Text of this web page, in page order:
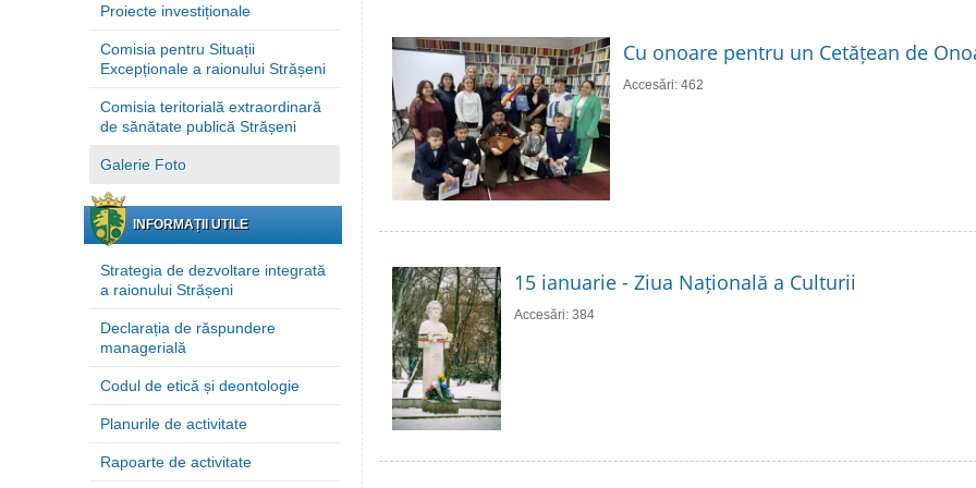
Proiecte investiționale
Comisia pentru Situații
Excepționale a raionului Strășeni
Comisia teritorială extraordinară
de sănătate publică Strășeni
Galerie Foto
INFORMAȚII UTILE
Strategia de dezvoltare integrată
a raionului Strășeni
Declarația de răspundere
managerială
Codul de etică și deontologie
Planurile de activitate
Rapoarte de activitate
Cu onoare pentru un Cetățean de
Accesări: 462
15 ianuarie - Ziua Națională a Culturii
Accesări: 384